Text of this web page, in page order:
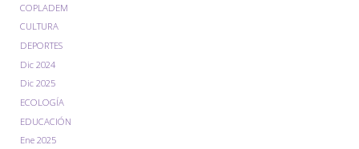
COPLADEM
CULTURA
DEPORTES
Dic 2024
Dic 2025
ECOLOGÍA
EDUCACIÓN
Ene 2025